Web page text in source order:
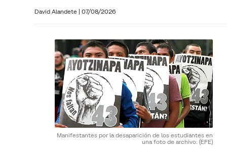
David Alandete | 07/08/2026
Manifestantes por la desaparición de los estudiantes en
una foto de archivo. (EFE)